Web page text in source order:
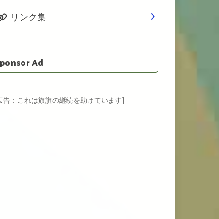
リンク集
Ad
告：これは旗旗の継続を助けています]